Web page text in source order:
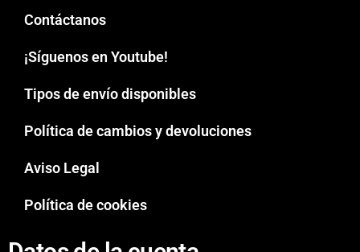
Contáctanos
¡Síguenos en Youtube!
Tipos de envío disponibles
Política de cambios y devoluciones
Aviso Legal
Política de cookies